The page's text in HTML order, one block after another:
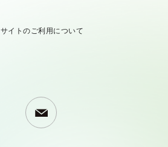
サイトのご利用について